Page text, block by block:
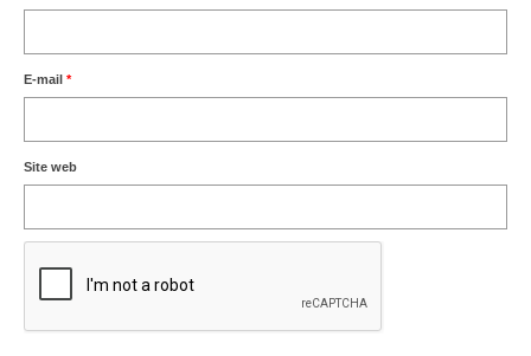
E-mail *
Site web